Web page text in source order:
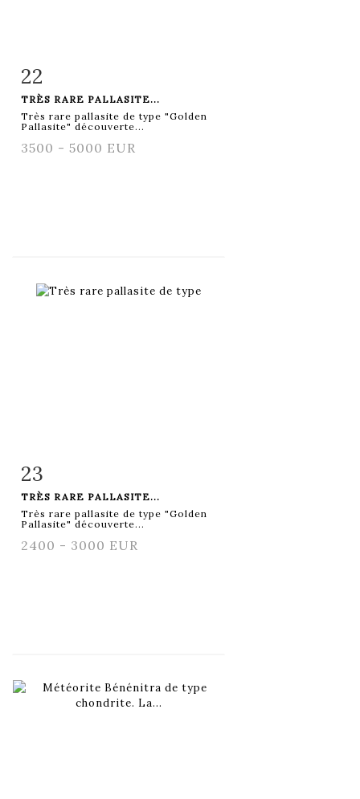
Fiche détaillée
22
TRÈS RARE PALLASITE...
Très rare pallasite de type "Golden
Pallasite" découverte...
3500 - 5000 EUR
Fiche détaillée
23
TRÈS RARE PALLASITE...
Très rare pallasite de type "Golden
Pallasite" découverte...
2400 - 3000 EUR